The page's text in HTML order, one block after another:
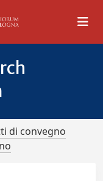
di convegno